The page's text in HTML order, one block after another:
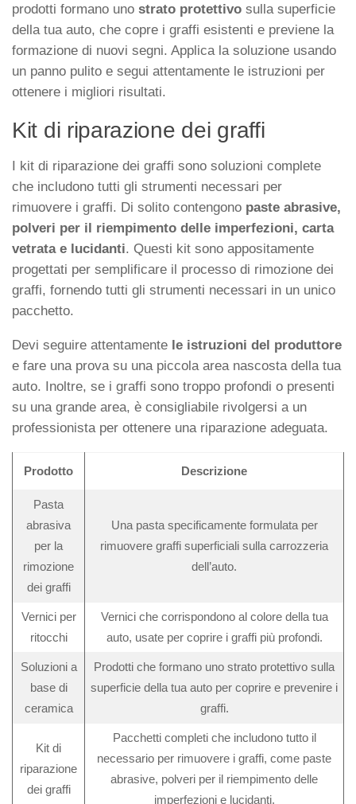
prodotti formano uno strato protettivo sulla superficie
della tua auto, che copre i graffi esistenti e previene la
formazione di nuovi segni. Applica la soluzione usando
un panno pulito e segui attentamente le istruzioni per
ottenere i migliori risultati.
Kit di riparazione dei graffi
I kit di riparazione dei graffi sono soluzioni complete
che includono tutti gli strumenti necessari per
rimuovere i graffi. Di solito contengono paste abrasive,
polveri per il riempimento delle imperfezioni, carta
vetrata e lucidanti. Questi kit sono appositamente
progettati per semplificare il processo di rimozione dei
graffi, fornendo tutti gli strumenti necessari in un unico
pacchetto.
Devi seguire attentamente le istruzioni del produttore
e fare una prova su una piccola area nascosta della tua
auto. Inoltre, se i graffi sono troppo profondi o presenti
su una grande area, è consigliabile rivolgersi a un
professionista per ottenere una riparazione adeguata.
Prodotto Descrizione
Pasta
abrasiva
per la
rimozione
dei graffi
Una pasta specificamente formulata per
rimuovere graffi superficiali sulla carrozzeria
dell’auto.
Vernici per
ritocchi
Vernici che corrispondono al colore della tua
auto, usate per coprire i graffi più profondi.
Soluzioni a
base di
ceramica
Prodotti che formano uno strato protettivo sulla
superficie della tua auto per coprire e prevenire i
graffi.
Kit di
riparazione
dei graffi
Pacchetti completi che includono tutto il
necessario per rimuovere i graffi, come paste
abrasive, polveri per il riempimento delle
imperfezioni e lucidanti.